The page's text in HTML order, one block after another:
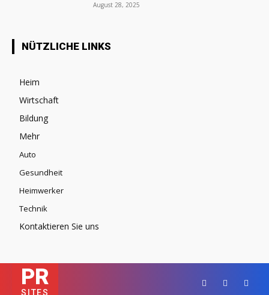
August 28, 2025
NÜTZLICHE LINKS
Heim
Wirtschaft
Bildung
Mehr
Auto
Gesundheit
Heimwerker
Technik
Kontaktieren Sie uns
PR
SITES